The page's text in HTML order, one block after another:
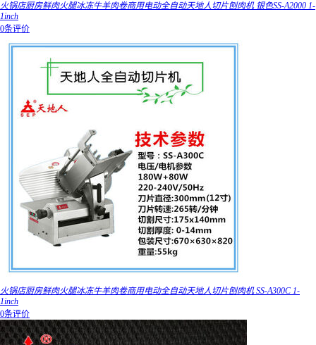
火锅店厨房鲜肉火腿冰冻牛羊肉卷商用电动全自动天地人切片刨肉机 银色SS-A2000 1-
1inch
0条评价
火锅店厨房鲜肉火腿冰冻牛羊肉卷商用电动全自动天地人切片刨肉机 SS-A300C 1-
1inch
0条评价